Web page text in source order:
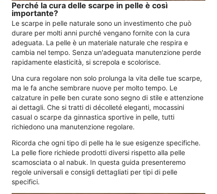
Perché la cura delle scarpe in pelle è così
importante?
Le scarpe in pelle naturale sono un investimento che può
durare per molti anni purché vengano fornite con la cura
adeguata. La pelle è un materiale naturale che respira e
cambia nel tempo. Senza un'adeguata manutenzione perde
rapidamente elasticità, si screpola e scolorisce.
Una cura regolare non solo prolunga la vita delle tue scarpe,
ma le fa anche sembrare nuove per molto tempo. Le
calzature in pelle ben curate sono segno di stile e attenzione
ai dettagli. Che si tratti di décolleté eleganti, mocassini
casual o scarpe da ginnastica sportive in pelle, tutti
richiedono una manutenzione regolare.
Ricorda che ogni tipo di pelle ha le sue esigenze specifiche.
La pelle fiore richiede prodotti diversi rispetto alla pelle
scamosciata o al nabuk. In questa guida presenteremo
regole universali e consigli dettagliati per tipi di pelle
specifici.